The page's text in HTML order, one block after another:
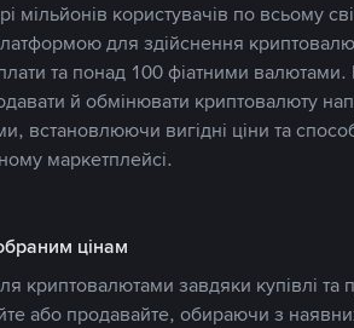
мільйонів користувачів по всьому
для здійснення
та понад 100 фіатними валютами.
й обмінювати криптовалюту
встановлюючи вигідні ціни та
маркетплейсі.
цінам
криптовалютами завдяки купівлі
або продавайте, обираючи з